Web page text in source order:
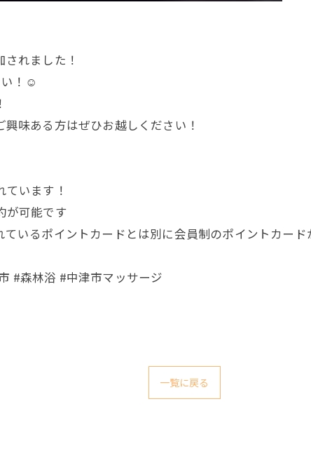
れました！
い！☺️
味ある方はぜひお越しください！
います！
が可能です
ているポイントカードとは別に会員制のポイントカー
#森林浴 #中津市マッサージ
一覧に戻る